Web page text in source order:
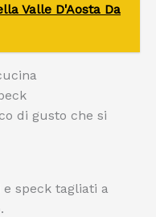
Valle D'Aosta Da
di gusto che si
speck tagliati a